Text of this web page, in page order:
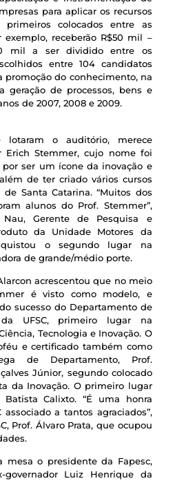
para aplicar os recursos
colocados entre as
exemplo, receberão R$50 mil –
mil a ser dividido entre os
entre 104 candidatos
promoção do conhecimento, na
geração de processos, bens e
de 2007, 2008 e 2009.
lotaram o auditório, merece
Erich Stemmer, cujo nome foi
ser um ícone da inovação e
de ter criado vários cursos
Santa Catarina. “Muitos dos
alunos do Prof. Stemmer”,
Nau, Gerente de Pesquisa e
da Unidade Motores da
o segundo lugar na
de grande/médio porte.
acrescentou que no meio
é visto como modelo, e
sucesso do Departamento de
da UFSC, primeiro lugar na
Tecnologia e Inovação. O
e certificado também como
de Departamento, Prof.
Júnior, segundo colocado
da Inovação. O primeiro lugar
Calixto. “É uma honra
a tantos agraciados”,
Prof. Álvaro Prata, que ocupou
mesa o presidente da Fapesc,
governador Luiz Henrique da